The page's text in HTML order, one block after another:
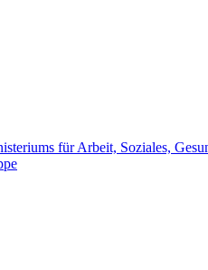
für Arbeit, Soziales,